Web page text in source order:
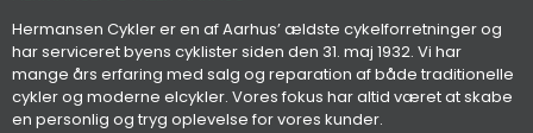
Hermansen Cykler er en af Aarhus’ ældste cykelforretninger og
har serviceret byens cyklister siden den 31. maj 1932. Vi har
mange års erfaring med salg og reparation af både traditionelle
cykler og moderne elcykler. Vores fokus har altid været at skabe
en personlig og tryg oplevelse for vores kunder.